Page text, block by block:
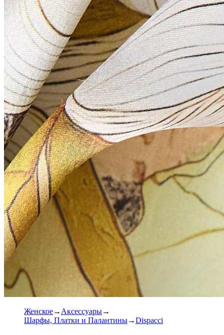
Женское
Аксессуары
Шарфы, Платки и Палантины
Dispacci